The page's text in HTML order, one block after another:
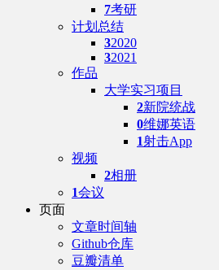
7考研
计划总结
32020
32021
作品
大学实习项目
2新院统战
0维娜英语
1射击App
视频
2相册
1会议
页面
文章时间轴
Github仓库
豆瓣清单